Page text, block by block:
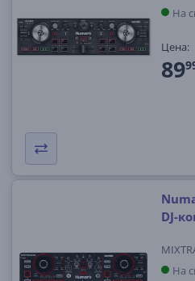
На
Цена:
89
DJ-
На